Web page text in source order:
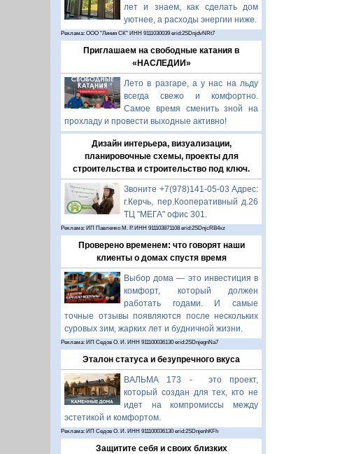
лет и знаем, как сделать дом
уютнее, а расходы энергии ниже.
Реклама: ООО "Линия СК" ИНН 9111030039 erid:2SDnjdvNRt7
Приглашаем на свободные катания в
«НАСЛЕДИИ»
Лето в разгаре, а у нас на льду
всегда свежо и комфортно.
Самое время сменить зной на
прохладу и провести выходные активно!
Дизайн интерьера, визуализации,
планировочные схемы, проекты для
строительства и строительство под ключ.
Звоните +7(978)141-05-03 Адрес:
г.Керчь, пер.Кооперативный д.26
ТЦ "МЕГА" офис 301.
Реклама: ИП Павленко М. Р. ИНН 911103871108 erid:2SDnjcRB4xz
Проверено временем: что говорят наши
клиенты о домах спустя время
Выбор дома — это инвестиция в
комфорт, который должен
работать годами. И самые
точные отзывы появляются после нескольких
суровых зим, жарких лет и будничной жизни.
Реклама: ИП Седов О. И. ИНН 911100036130 erid:2SDnjegnNa7
Эталон статуса и безупречного вкуса
ВАЛЬМА 173 - это проект,
который создан для тех, кто не
идет на компромиссы между
эстетикой и комфортом.
Реклама: ИП Седов О. И. ИНН 911100036130 erid:2SDnjenhKFh
Защитите себя и своих близких